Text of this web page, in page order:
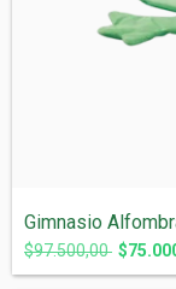
Gimnasio
$97.500,00